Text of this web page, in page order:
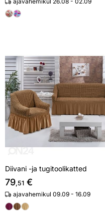
Diivani -ja tugitoolikatted
Diivani -ja tugitoolikatted
79,51 €
ajavahemikul 09.09 - 16.09